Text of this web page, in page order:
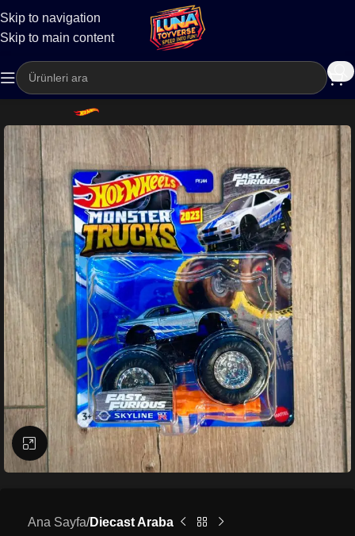
Skip to navigation
Skip to main content
Kargo
Büyütmek için tıklayın
Ana Sayfa Diecast Araba